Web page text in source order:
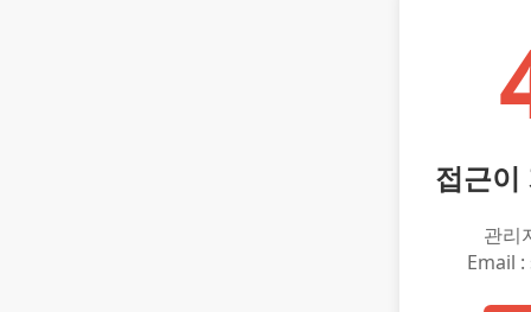
접근이
관리
Email